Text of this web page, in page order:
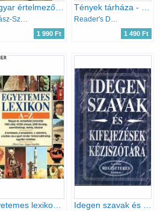
Juhász-Szőke-O. Nagy-Kovalovszky
1 990 Ft
Reader's Digest Kiadó Kft.
1 490 Ft